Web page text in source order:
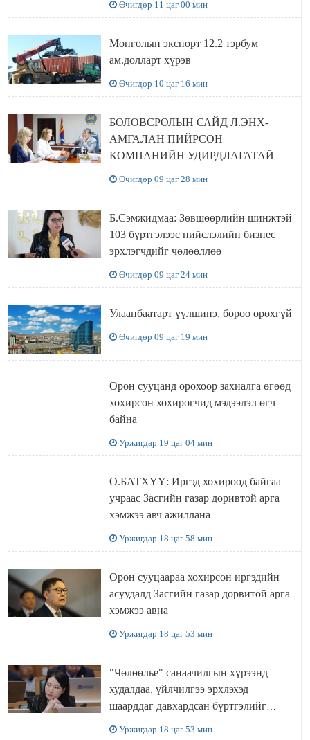
Өчигдөр 11 цаг 00 мин
Монголын экспорт 12.2 тэрбум
ам.долларт хүрэв
Өчигдөр 10 цаг 16 мин
БОЛОВСРОЛЫН САЙД Л.ЭНХ-
АМГАЛАН ПИЙРСОН
КОМПАНИЙН УДИРДЛАГАТАЙ
Өчигдөр 09 цаг 28 мин
Б.Сэмжидмаа: Зөвшөөрлийн шинжтэй
103 бүртгэлээс нийслэлийн бизнес
эрхлэгчдийг чөлөөллөө
Өчигдөр 09 цаг 24 мин
Улаанбаатарт үүлшинэ, бороо орохгүй
Өчигдөр 09 цаг 19 мин
Орон сууцанд орохоор захиалга өгөөд
хохирсон хохирогчид мэдээлэл өгч
байна
Уржигдар 19 цаг 04 мин
О.БАТХҮҮ: Иргэд хохироод байгаа
учраас Засгийн газар доривтой арга
хэмжээ авч ажиллана
Уржигдар 18 цаг 58 мин
Орон сууцаараа хохирсон иргэдийн
асуудалд Засгийн газар дорвитой арга
хэмжээ авна
Уржигдар 18 цаг 53 мин
"Чөлөөлье" санаачилгын хүрээнд
худалдаа, үйлчилгээ эрхлэхэд
шаарддаг давхардсан бүртгэлийг
Уржигдар 18 цаг 53 мин